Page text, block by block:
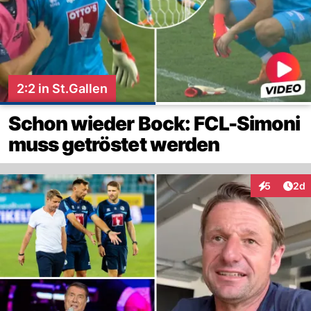
2:2 in St.Gallen
Schon wieder Bock: FCL-Simoni
muss getröstet werden
5 2d